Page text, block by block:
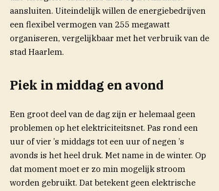
aansluiten. Uiteindelijk willen de energiebedrijven
een flexibel vermogen van 255 megawatt
organiseren, vergelijkbaar met het verbruik van de
stad Haarlem.
Piek in middag en avond
Een groot deel van de dag zijn er helemaal geen
problemen op het elektriciteitsnet. Pas rond een
uur of vier ’s middags tot een uur of negen ’s
avonds is het heel druk. Met name in de winter. Op
dat moment moet er zo min mogelijk stroom
worden gebruikt. Dat betekent geen elektrische